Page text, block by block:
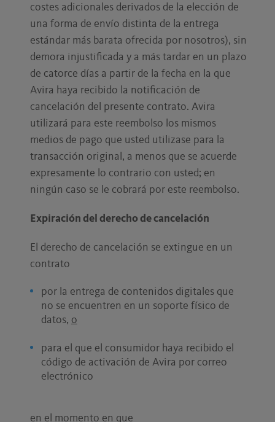
costes adicionales derivados de la elección de
una forma de envío distinta de la entrega
estándar más barata ofrecida por nosotros), sin
demora injustificada y a más tardar en un plazo
de catorce días a partir de la fecha en la que
Avira haya recibido la notificación de
cancelación del presente contrato. Avira
utilizará para este reembolso los mismos
medios de pago que usted utilizase para la
transacción original, a menos que se acuerde
expresamente lo contrario con usted; en
ningún caso se le cobrará por este reembolso.
Expiración del derecho de cancelación
El derecho de cancelación se extingue en un
contrato
por la entrega de contenidos digitales que
no se encuentren en un soporte físico de
datos, o
para el que el consumidor haya recibido el
código de activación de Avira por correo
electrónico
en el momento en que